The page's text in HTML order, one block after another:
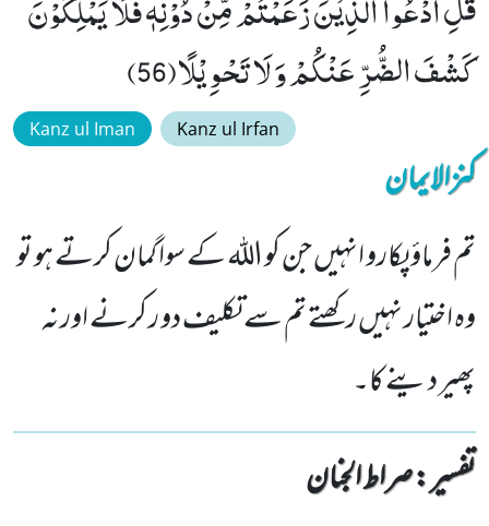
كَشْفَ الضُّرِّ عَنْكُمْ وَ لَا تَحْوِیْلًا(56)
Kanz ul Iman Kanz ul Irfan
کنزالایمان
تم فرماؤ پکارو انہیں جن کو اللہ کے سوا گمان کرتے ہو تو
وہ اختیار نہیں رکھتے تم سے تکلیف دو ر کرنے اور نہ
پھیر دینے کا۔
تفسیر : ‎صراط الجنان